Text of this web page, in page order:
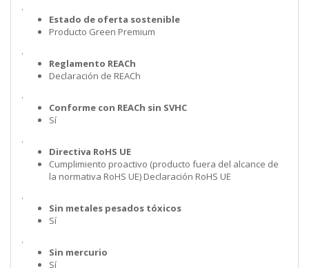
.
Estado de oferta sostenible
Producto Green Premium
.
Reglamento REACh
Declaración de REACh
.
Conforme con REACh sin SVHC
Sí
.
Directiva RoHS UE
Cumplimiento proactivo (producto fuera del alcance de
la normativa RoHS UE) Declaración RoHS UE
.
Sin metales pesados tóxicos
Sí
.
Sin mercurio
Sí